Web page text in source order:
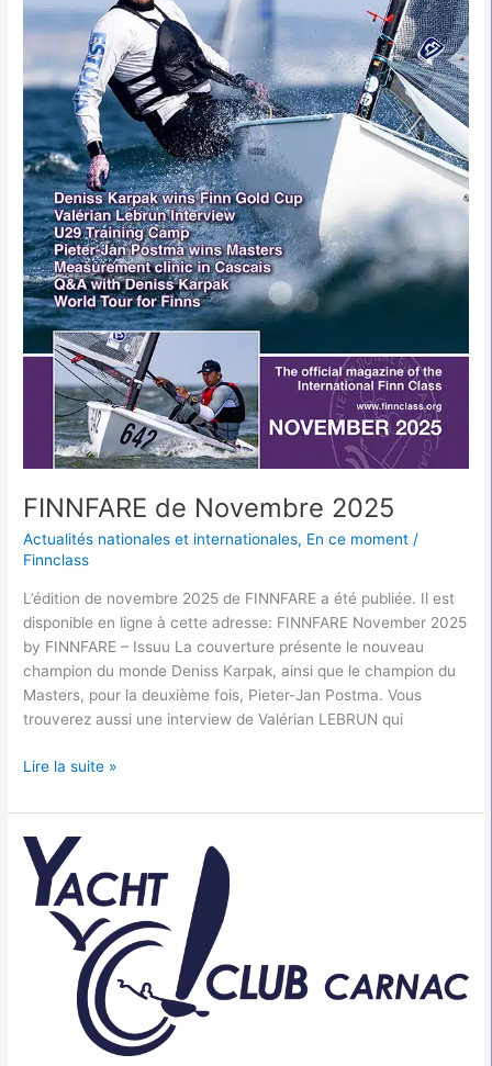
FINNFARE de Novembre 2025
Actualités nationales et internationales, En ce moment /
Finnclass
L’édition de novembre 2025 de FINNFARE a été publiée. Il est
disponible en ligne à cette adresse: FINNFARE November 2025
by FINNFARE – Issuu La couverture présente le nouveau
champion du monde Deniss Karpak, ainsi que le champion du
Masters, pour la deuxième fois, Pieter-Jan Postma. Vous
trouverez aussi une interview de Valérian LEBRUN qui
Lire la suite »
Résultats
FINN
Ouest
Tour